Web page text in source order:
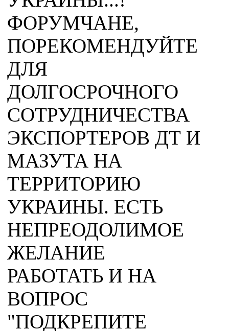
ФОРУМЧАНЕ,
ПОРЕКОМЕНДУЙТЕ
ДЛЯ
ДОЛГОСРОЧНОГО
СОТРУДНИЧЕСТВА
ЭКСПОРТЕРОВ ДТ И
МАЗУТА НА
ТЕРРИТОРИЮ
УКРАИНЫ. ЕСТЬ
НЕПРЕОДОЛИМОЕ
ЖЕЛАНИЕ
РАБОТАТЬ И НА
ВОПРОС
"ПОДКРЕПИТЕ